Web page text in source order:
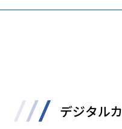
デジタル